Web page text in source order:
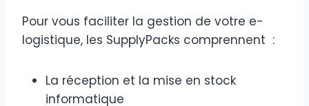
Pour vous faciliter la gestion de votre e-
logistique, les SupplyPacks comprennent :
La réception et la mise en stock
informatique